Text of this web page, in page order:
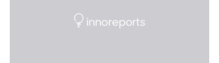
Datenbank erfasst sind, neue Baustoffe kreiert werden.